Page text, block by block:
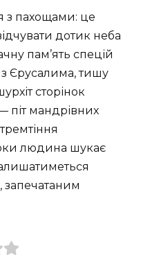
з пахощами: це
дотик неба
пам’ять спецій
з Єрусалима, тишу
сторінок
піт мандрівних
людина шукає
запечатаним